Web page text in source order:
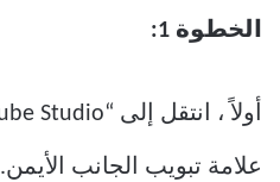
الخطوة 1:
علامة تبويب الجانب الأيمن.